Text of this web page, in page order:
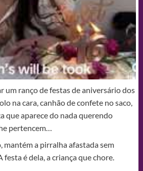
um ranço de festas de aniversário dos
na cara, canhão de confete no saco,
que aparece do nada querendo
pertencem…
mantém a pirralha afastada sem
é dela, a criança que chore.